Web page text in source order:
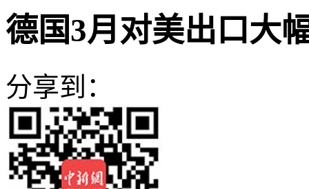
德国3月对美出口大
分享到：